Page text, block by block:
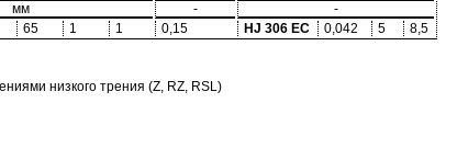
мм -
-
65 1 1 0,15 HJ 306 EC 0,042 5 8,5
низкого трения (Z, RZ, RSL)